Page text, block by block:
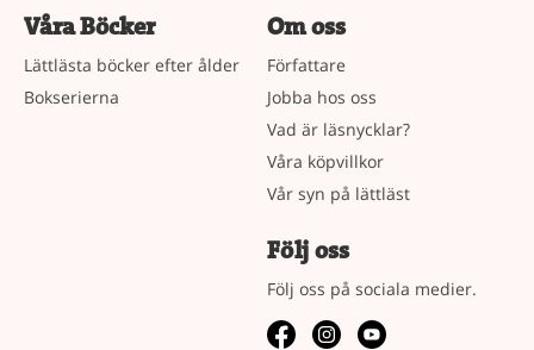
Våra Böcker
Lättlästa böcker efter ålder
Bokserierna
Om oss
Författare
Jobba hos oss
Vad är läsnycklar?
Våra köpvillkor
Vår syn på lättläst
Följ oss
Följ oss på sociala medier.